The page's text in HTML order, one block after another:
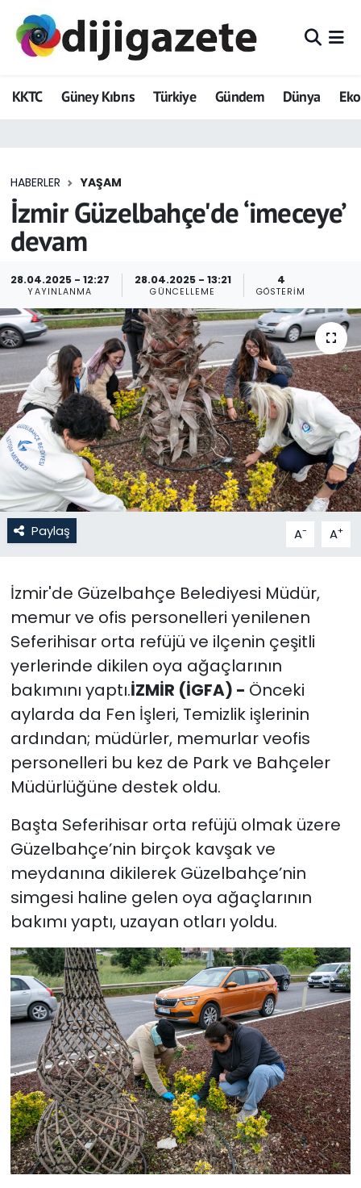
KKTC Güney Kıbrıs Türkiye Gündem Dünya
HABERLER YAŞAM
İzmir Güzelbahçe'de ‘imeceye’
devam
28.04.2025 - 12:27
YAYINLANMA
28.04.2025 - 13:21
GÜNCELLEME
4
GÖSTERIM
Paylaş A- A+
İzmir'de Güzelbahçe Belediyesi Müdür,
memur ve ofis personelleri yenilenen
Seferihisar orta refüjü ve ilçenin çeşitli
yerlerinde dikilen oya ağaçlarının
bakımını yaptı.İZMİR (İGFA) - Önceki
aylarda da Fen İşleri, Temizlik işlerinin
ardından; müdürler, memurlar veofis
personelleri bu kez de Park ve Bahçeler
Müdürlüğüne destek oldu.
Başta Seferihisar orta refüjü olmak üzere
Güzelbahçe’nin birçok kavşak ve
meydanına dikilerek Güzelbahçe’nin
simgesi haline gelen oya ağaçlarının
bakımı yaptı, uzayan otları yoldu.
ADVERTORIAL
Dijigazete
Eğitim
Ekonomi
GEZİ
Güncel
Gündem
KKTC
KKTC YEREL SEÇİM 2018
Kültür Sanat
Moda
Nöbetçi Eczaneler
Otomobil Dünyası
Politika
SAĞLIK
Spor
Teknoloji
TÜRKiYE
Video Galeri
YAŞAM
Yazarlar
Hava Durumu
Trafik Durumu
Tüm Manşetler
Son Dakika Haberleri